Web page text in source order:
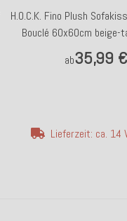
H.O.C.K. Fino Plush
Bouclé 60x60cm beige-
ab35,99 €
Lieferzeit: ca. 14